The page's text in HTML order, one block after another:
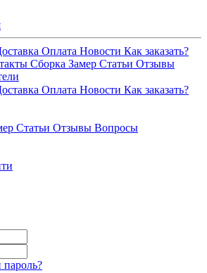
Оплата Новости Как заказать?
Сборка Замер Статьи Отзывы
Оплата Новости Как заказать?
Статьи Отзывы Вопросы